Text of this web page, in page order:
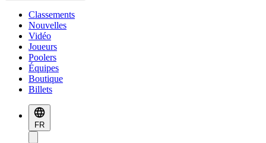
Classements
Nouvelles
Vidéo
Joueurs
Poolers
Équipes
Boutique
Billets
FR